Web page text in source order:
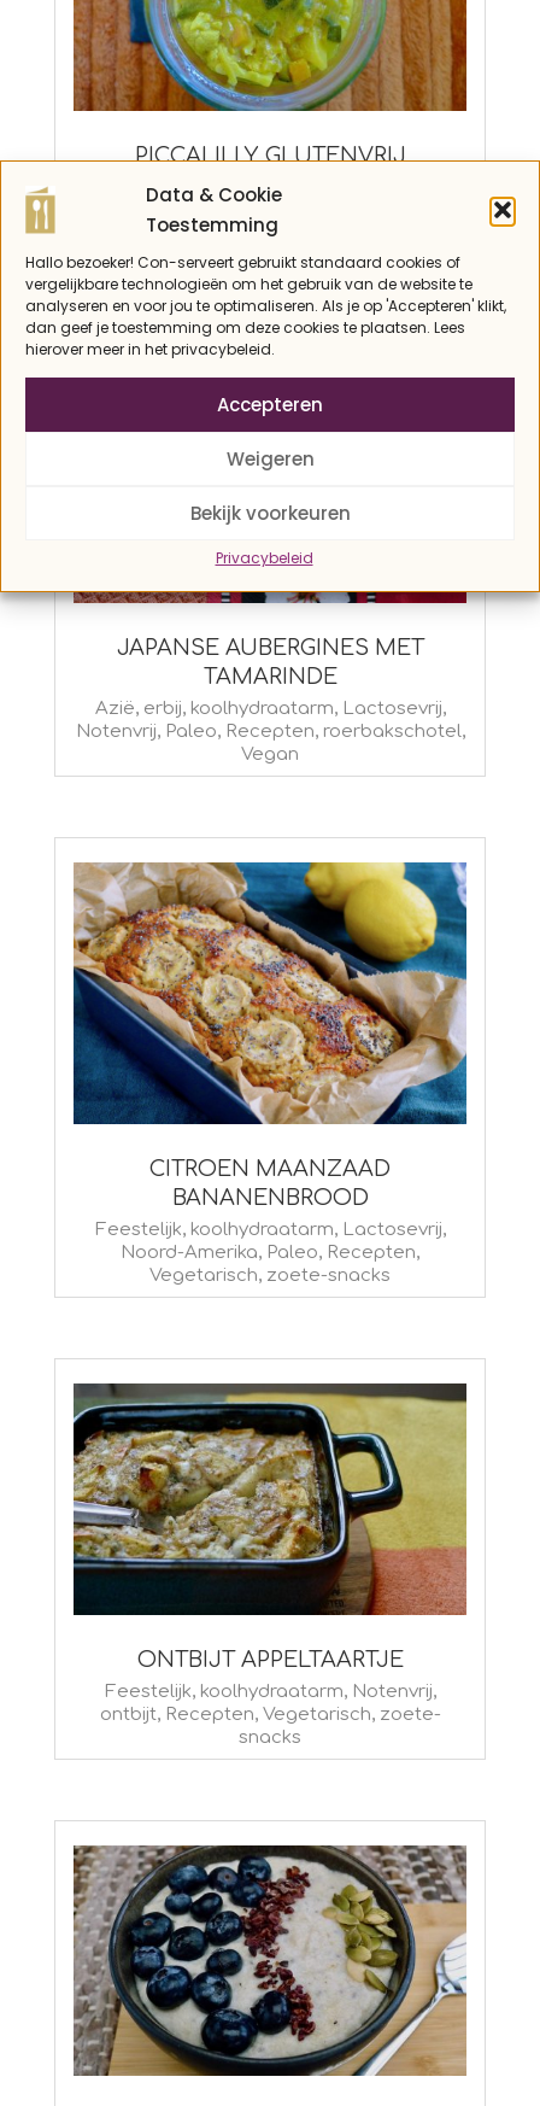
Data & Cookie
Toestemming
Hallo bezoeker! Con-serveert gebruikt standaard cookies of
vergelijkbare technologieën om het gebruik van de website te
analyseren en voor jou te optimaliseren. Als je op 'Accepteren' klikt,
dan geef je toestemming om deze cookies te plaatsen. Lees
hierover meer in het privacybeleid.
Accepteren
Weigeren
Bekijk voorkeuren
Privacybeleid
PICCALILLY, GLUTENVRIJ
dressing saus en spread
Recepten ,Vegan
JAPANSE AUBERGINES MET
TAMARINDE
2026-
04-
Azië, erbij, koolhydraatarm, Lactosevrij,
Notenvrij, Paleo, Recepten, roerbakschotel,
Vegan
CITROEN MAANZAAD
BANANENBROOD
2026-
Feestelijk, koolhydraatarm, Lactosevrij,
Noord-Amerika, Paleo, Recepten,
Vegetarisch, zoete-snacks
ONTBIJT APPELTAARTJE
2026-
03-
Feestelijk, koolhydraatarm, Notenvrij,
ontbijt, Recepten, Vegetarisch, zoete-
snacks